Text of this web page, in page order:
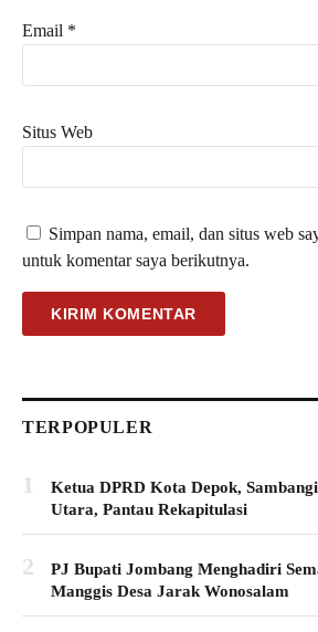
Email *
Situs Web
Simpan nama, email, dan situs web
untuk komentar saya berikutnya.
TERPOPULER
1
Ketua DPRD Kota Depok,
Utara, Pantau Rekapitulasi
2
PJ Bupati Jombang Menghadiri
Manggis Desa Jarak Wonosalam